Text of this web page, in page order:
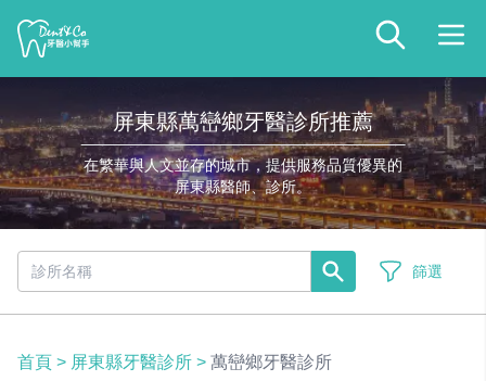
屏東縣萬巒鄉牙醫診所推薦
在繁華與人文並存的城市，提供服務品質優異的
屏東縣醫師、診所。
篩選
首頁 > 屏東縣牙醫診所 > 萬巒鄉牙醫診所